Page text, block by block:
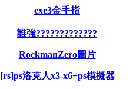
exe3金手指
誰強?????????????
RockmanZero圖片
[rs]ps洛克人x3-x6+ps模擬器